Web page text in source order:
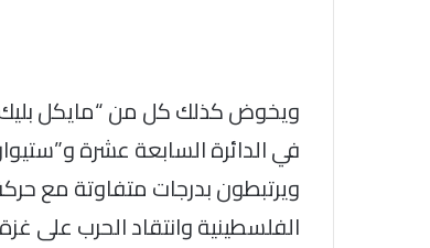
ويخوض كذلك كل من “مايكل
في الدائرة السابعة عشرة
ويرتبطون بدرجات متفاوتة مع
الفلسطينية وانتقاد الحرب